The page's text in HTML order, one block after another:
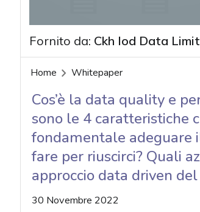
Fornito da: Ckh Iod Data
Home Whitepaper
Cos’è la data quality e
sono le 4 caratteristiche
fondamentale adeguare
fare per riuscirci? Quali
approccio data driven
30 Novembre 2022